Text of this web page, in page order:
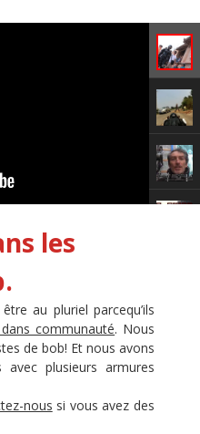
les
au pluriel parcequ’ils
communauté. Nous
de bob! Et nous avons
plusieurs armures
nous si vous avez des